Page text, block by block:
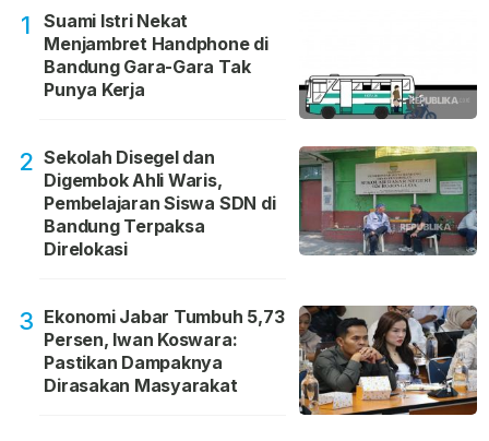
1
Suami Istri Nekat
Menjambret Handphone di
Bandung Gara-Gara Tak
Punya Kerja
2 Sekolah Disegel dan
Digembok Ahli Waris,
Pembelajaran Siswa SDN di
Bandung Terpaksa
Direlokasi
3 Ekonomi Jabar Tumbuh 5,73
Persen, Iwan Koswara:
Pastikan Dampaknya
Dirasakan Masyarakat